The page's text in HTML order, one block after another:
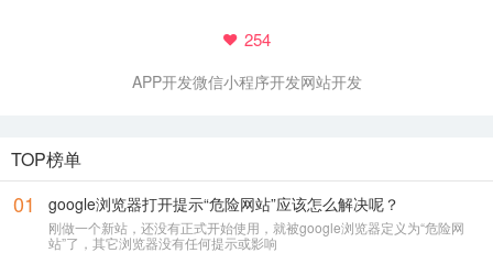
254
APP开发微信小程序开发网站开发
TOP榜单
01 google浏览器打开提示“危险网站”应该怎么解决呢？
刚做一个新站，还没有正式开始使用，就被google浏览器定义为“危险网
站”了，其它浏览器没有任何提示或影响
立即提交